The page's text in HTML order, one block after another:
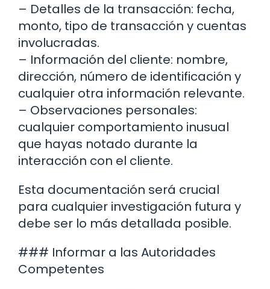
– Detalles de la transacción: fecha,
monto, tipo de transacción y cuentas
involucradas.
– Información del cliente: nombre,
dirección, número de identificación y
cualquier otra información relevante.
– Observaciones personales:
cualquier comportamiento inusual
que hayas notado durante la
interacción con el cliente.
Esta documentación será crucial
para cualquier investigación futura y
debe ser lo más detallada posible.
### Informar a las Autoridades
Competentes